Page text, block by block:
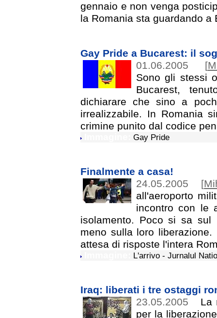
gennaio e non venga
la Romania sta guardando
Gay Pride a Bucarest: il
01.06.2005
[
Sono gli stessi
Bucarest,
dichiarare che sino a
irrealizzabile. In Romania
crimine punito dal codice
Immagine:Gay Pride
Finalmente a casa!
24.05.2005
[
all'aeroporto
incontro con le
isolamento. Poco si sa sul
meno sulla loro
attesa di risposte l'intera
L'arrivo - Jurnalul
Iraq: liberati i tre ostaggi
23.05.2005
La
per la